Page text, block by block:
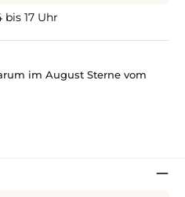
bis 17 Uhr
im August Sterne vom